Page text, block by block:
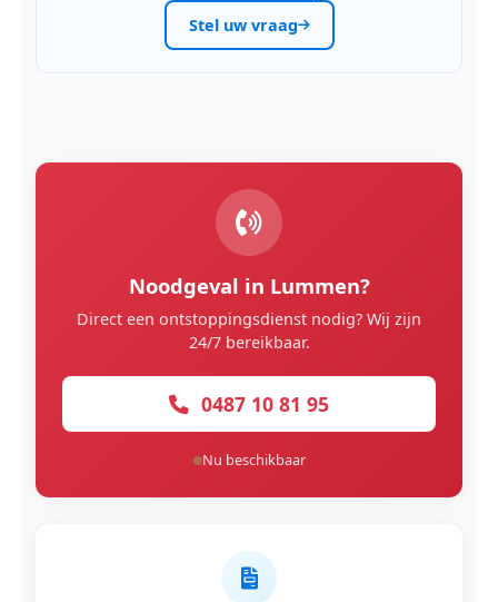
Stel uw vraag
Noodgeval in Lummen?
Direct een ontstoppingsdienst nodig? Wij zijn
24/7 bereikbaar.
0487 10 81 95
Nu beschikbaar